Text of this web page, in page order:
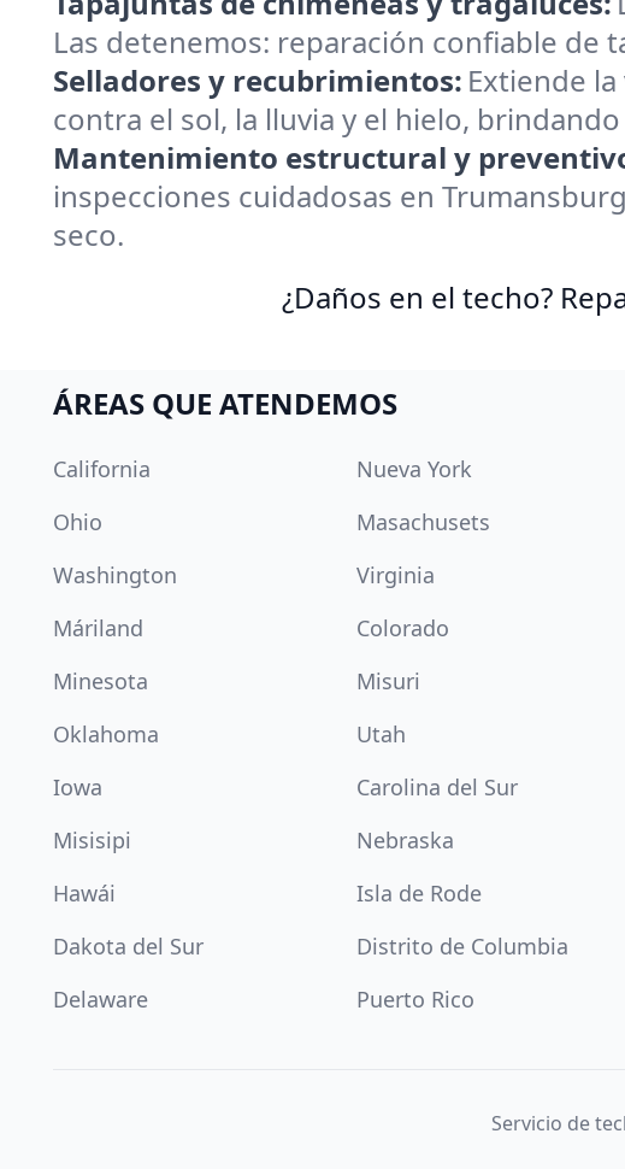
Las detenemos: reparación confiable de
Selladores y recubrimientos: Extiende
contra el sol, la lluvia y el hielo,
Mantenimiento estructural y
inspecciones cuidadosas en
seco.
¿Daños en el techo?
ÁREAS QUE ATENDEMOS
California Nueva York
Ohio
Masachusets
Washington
Virginia
Máriland
Colorado
Minesota
Misuri
Oklahoma
Utah
Iowa
Carolina del Sur
Misisipi
Nebraska
Hawái
Isla de Rode
Dakota del Sur
Distrito de Columbia
Delaware
Puerto Rico
Servicio de